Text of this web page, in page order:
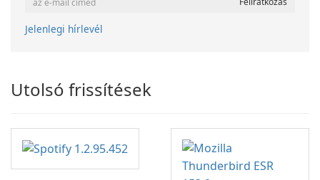
Jelenlegi hírlevél
Utolsó frissítések